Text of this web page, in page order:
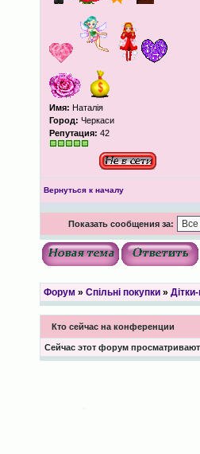
Имя: Наталія
Город: Черкаси
Репутация: 42
Вернуться к началу
Показать сообщения за:
Форум » Спільні покупки»
Кто сейчас на конференции
Сейчас этот форум